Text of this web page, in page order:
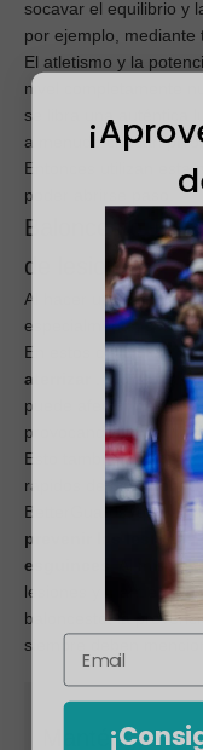
socavar el equilibrio y
por ejemplo, mediante
El atletismo y la
nivel completamente
se libra una auténtica
a menudo chocan
Entonces utilizan esta
poder abrirse paso.
Baloncesto +
de lesiones
Al hacer un mate, la
especialmente, sobre
En estos casos, el
aterrizar
. Incluso la
puede afectar
provocando un
Esto también puede
rápidos de dirección.
BetterGuards, que es
prevenir las lesiones
esguinces
. Al mismo
lesiones y mantiene la
baloncesto, la
siempre deben
Manténgase